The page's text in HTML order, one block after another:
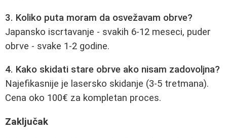
3. Koliko puta moram da osvežavam obrve?
Japansko iscrtavanje - svakih 6-12 meseci, puder
obrve - svake 1-2 godine.
4. Kako skidati stare obrve ako nisam zadovoljna?
Najefikasnije je lasersko skidanje (3-5 tretmana).
Cena oko 100€ za kompletan proces.
Zaključak